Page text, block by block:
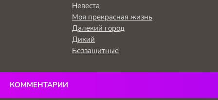
Невеста
Моя прекрасная жизнь
Далекий город
Дикий
Беззащитные
КОММЕНТАРИИ